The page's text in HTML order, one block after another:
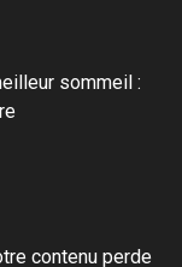
sommeil :
contenu perde